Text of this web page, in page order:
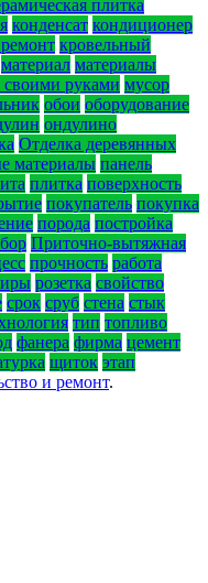
плитка
конденсат кондиционер
кровельный
материал материалы
руками мусор
обои оборудование
ондулино
Отделка деревянных
материалы панель
плитка поверхность
покупатель покупка
порода постройка
Приточно-вытяжная
прочность работа
розетка свойство
срок сруб стена стык
тип топливо
фанера фирма цемент
щиток этап
и ремонт.